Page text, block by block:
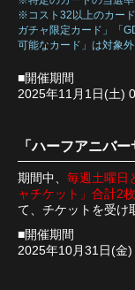
※コスト32以上のカー
ガチャ限定カード」「
可能なカード」は対象
■開催期間
2025年11月1日(土)
「ハーフアニバ
期間中、 毎週土曜日
ャチケット」合計2
て、チケットを受け
■開催期間
2025年10月31日(金